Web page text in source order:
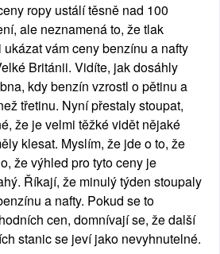
ropy ustálí těsně nad 100
ale neznamená to, že tlak
vám ceny benzínu a nafty
Británii. Vidíte, jak dosáhly
kdy benzín vzrostl o pětinu a
třetinu. Nyní přestaly stoupat,
že je velmi těžké vidět nějaké
klesat. Myslím, že jde o to, že
že výhled pro tyto ceny je
Říkají, že minulý týden stoupaly
a nafty. Pokud se to
cen, domnívají se, že další
stanic se jeví jako nevyhnutelné.